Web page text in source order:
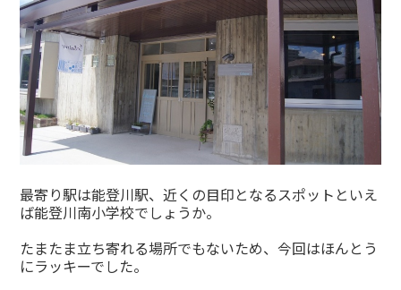
最寄り駅は能登川駅、近くの目印となるスポットといえ
ば能登川南小学校でしょうか。
たまたま立ち寄れる場所でもないため、今回はほんとう
にラッキーでした。